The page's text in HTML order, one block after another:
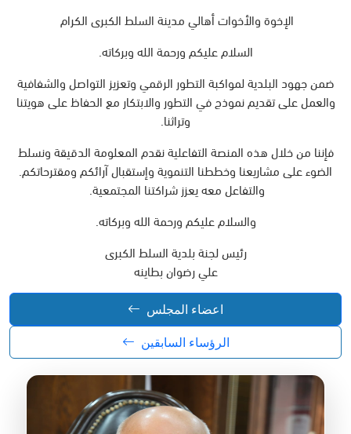
الإخوة والأخوات أهالي مدينة السلط الكبرى الكرام
السلام عليكم ورحمة الله وبركاته.
ضمن جهود البلدية لمواكبة التطور الرقمي وتعزيز التواصل والشفافية
والعمل على تقديم نموذج في التطور والابتكار مع الحفاظ على هويتنا
وتراثنا.
فإننا من خلال هذه المنصة التفاعلية نقدم المعلومة الدقيقة ونسلط
الضوء على مشاريعنا وخططنا التنموية وإستقبال آرائكم ومقترحاتكم.
والتفاعل معه يعزز شراكتنا المجتمعية.
والسلام عليكم ورحمة الله وبركاته.
رئيس لجنة بلدية السلط الكبرى
علي رضوان بطاينه
اعضاء المجلس
الرؤساء السابقين